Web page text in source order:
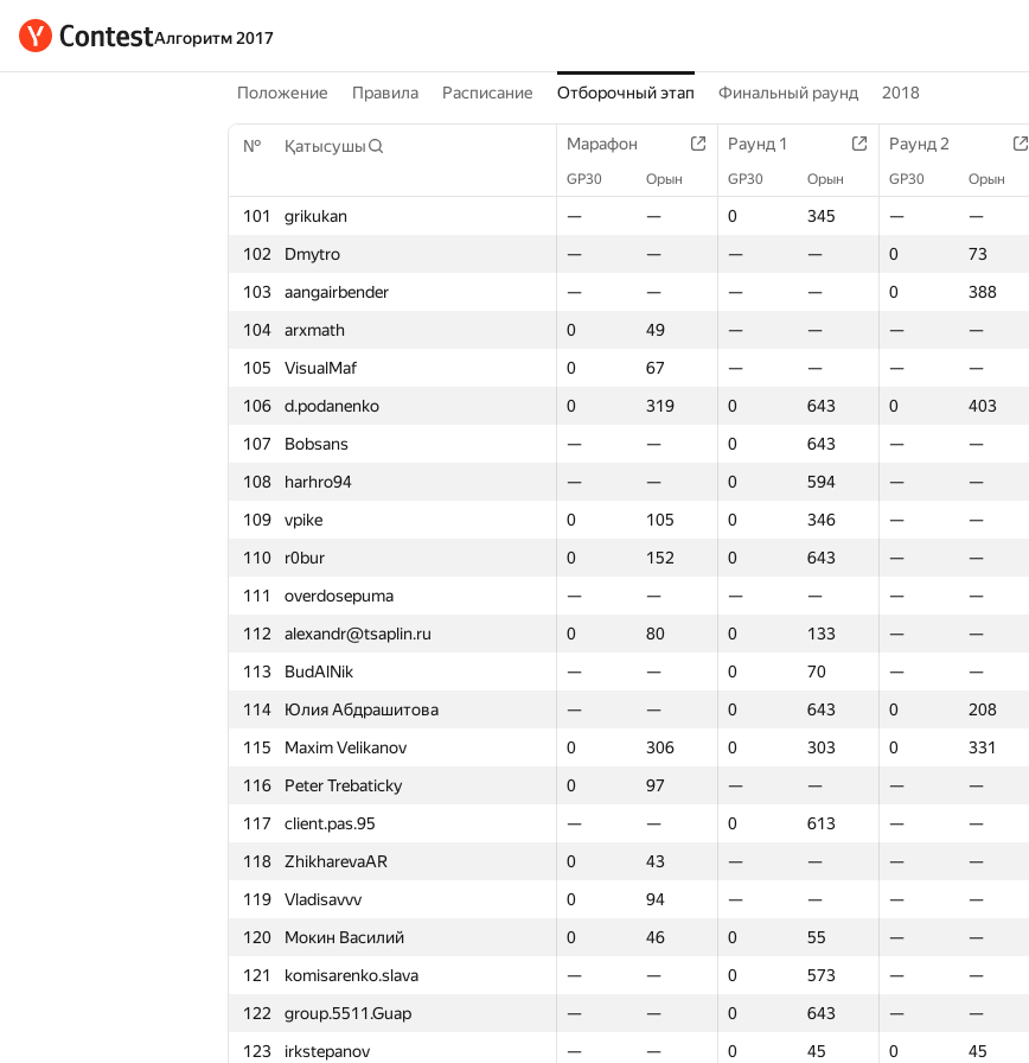
Алгоритм 2017
Положение Правила Расписание Отборочный этап Финальный раунд 2018
№ Қатысушы Марафон Раунд 1 Раунд 2
GP30 Орын GP30 Орын GP30 Орын
101 grikukan — — 0 345 — —
102
Dmytro — — — — 0 73
103
aangairbender — — — — 0 388
104
arxmath 0 49 — — — —
105
VisualMaf 0 67 — — — —
106
d.podanenko 0 319 0 643 0 403
107
Bobsans — — 0 643 — —
108
harhro94 — — 0 594 — —
109
vpike 0 105 0 346 — —
110
r0bur 0 152 0 643 — —
111
overdosepuma — — — — — —
112
alexandr@tsaplin.ru 0 80 0 133 — —
113
BudAlNik — — 0 70 — —
114
Юлия Абдрашитова — — 0 643 0 208
115
Maxim Velikanov 0 306 0 303 0 331
116
Peter Trebaticky 0 97 — — — —
117
client.pas.95 — — 0 613 — —
118
ZhikharevaAR 0 43 — — — —
119
Vladisavvv 0 94 — — — —
120
Мокин Василий 0 46 0 55 — —
121
komisarenko.slava — — 0 573 — —
122
group.5511.Guap — — 0 643 — —
123
irkstepanov — — 0 45 0 45
Қатысушы Раунд 1
GP30 Орын GP30 Орын